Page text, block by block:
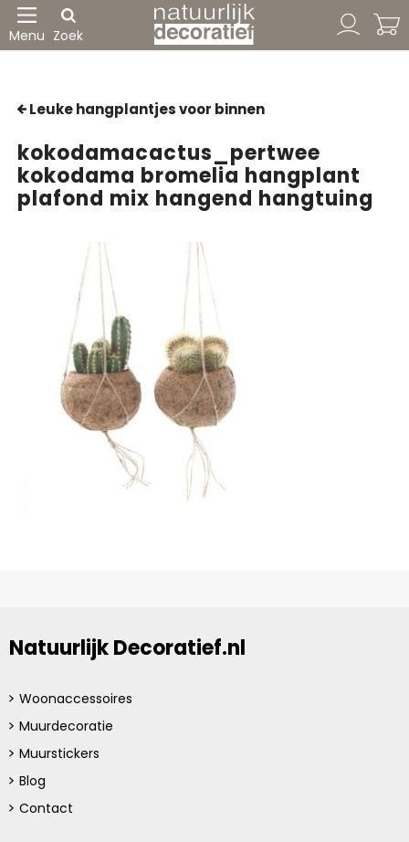
Menu Zoek
Leuke hangplantjes voor binnen
kokodamacactus_pertwee
kokodama bromelia hangplant
plafond mix hangend hangtuing
Natuurlijk Decoratief.nl
Woonaccessoires
Muurdecoratie
Muurstickers
Blog
Contact